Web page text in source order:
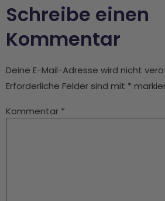
Schreibe einen
Kommentar
Deine E-Mail-Adresse wird nicht
Erforderliche Felder sind mit *
Kommentar *